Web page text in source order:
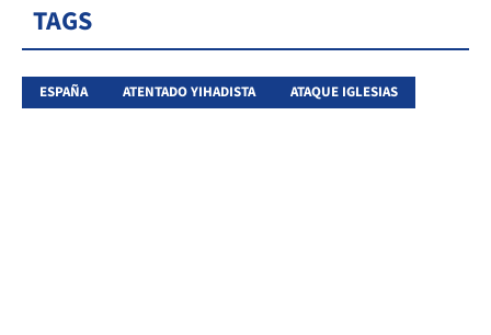
TAGS
ESPAÑA ATENTADO YIHADISTA ATAQUE IGLESIAS